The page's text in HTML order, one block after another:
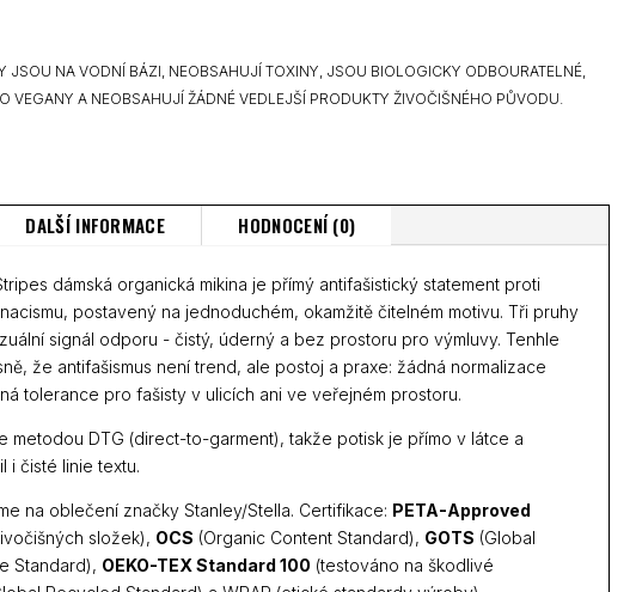
JSOU NA VODNÍ BÁZI, NEOBSAHUJÍ TOXINY, JSOU BIOLOGICKY ODBOURATELNÉ,
VEGANY A NEOBSAHUJÍ ŽÁDNÉ VEDLEJŠÍ PRODUKTY ŽIVOČIŠNÉHO PŮVODU.
DALŠÍ INFORMACE HODNOCENÍ (0)
dámská organická mikina je přímý antifašistický statement proti
postavený na jednoduchém, okamžitě čitelném motivu. Tři pruhy
signál odporu - čistý, úderný a bez prostoru pro výmluvy. Tenhle
že antifašismus není trend, ale postoj a praxe: žádná normalizace
tolerance pro fašisty v ulicích ani ve veřejném prostoru.
metodou DTG (direct-to-garment), takže potisk je přímo v látce a
i čisté linie textu.
na oblečení značky Stanley/Stella. Certifikace: PETA-Approved
složek), OCS (Organic Content Standard), GOTS (Global
Standard), OEKO-TEX Standard 100 (testováno na škodlivé